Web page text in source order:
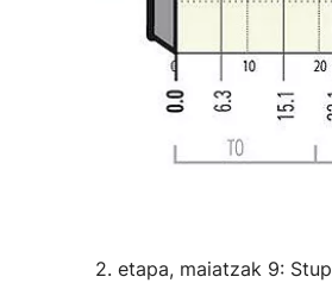
2. etapa, maiatzak 9: